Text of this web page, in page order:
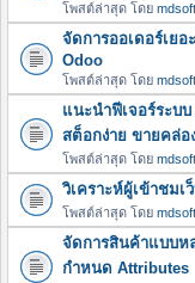
โพสต์ล่าสุด โดย
จัดการออเดอร์เยอ
Odoo
โพสต์ล่าสุด โดย
แนะนำฟีเจอร์ระบบ
สต็อกง่าย ขายคล่อ
โพสต์ล่าสุด โดย
วิเคราะห์ผู้เข้าชม
โพสต์ล่าสุด โดย
จัดการสินค้าแบบห
กำหนด Attributes